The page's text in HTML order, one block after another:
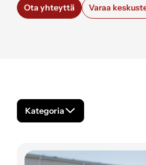
Ota yhteyttä Varaa
Kategoria